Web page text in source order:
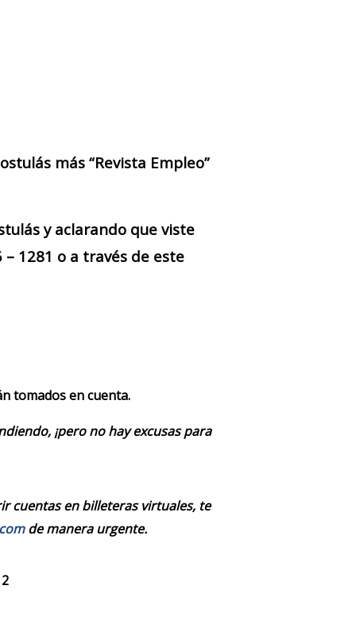
más “Revista Empleo”
y aclarando que viste
1281 o a través de este
tomados en cuenta.
¡pero no hay excusas para
cuentas en billeteras virtuales, te
de manera urgente.